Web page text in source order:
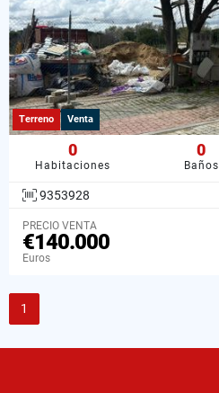
Terreno Venta
0
Habitaciones
0
Baños
9353928
PRECIO VENTA
€140.000
Euros
1